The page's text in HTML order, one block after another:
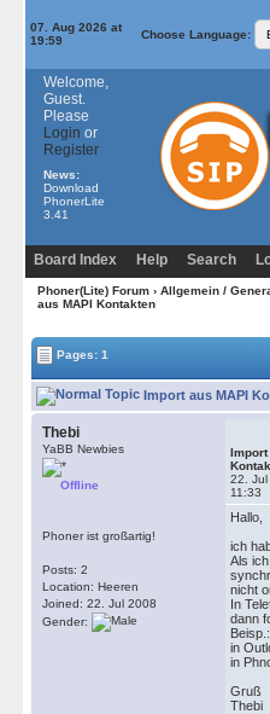
07. Aug 2026 at
19:59
Choose Language:
Welcome,
Guest.
Please
Login or
Register
News:
Download
PhonerLite
3.41
Board Index Help Search
Phoner(Lite) Forum› Allgemein /
aus MAPI Kontakten
Pages: 1
Import aus MAPI
Thebi
YaBB Newbies
Offline
Phoner ist großartig!
Posts: 2
Location: Heeren
Joined: 22. Jul 2008
Gender:
Import
22.
11:33
Hallo,
ich
Als
nicht
In
dann
Beisp.:
in
in
Gruß
Thebi